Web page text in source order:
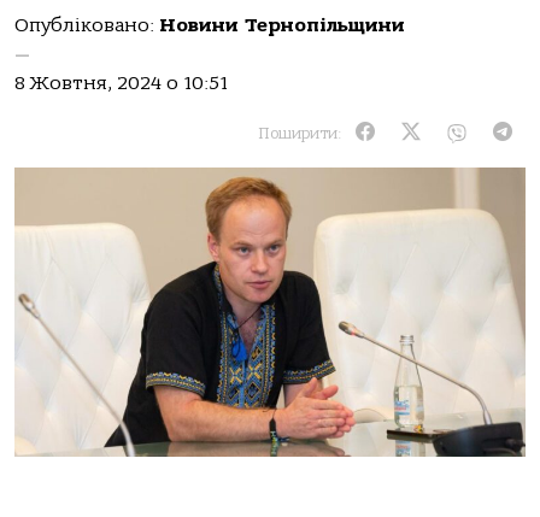
Опубліковано: Новини Тернопільщини
—
8 Жовтня, 2024 о 10:51
Поширити: